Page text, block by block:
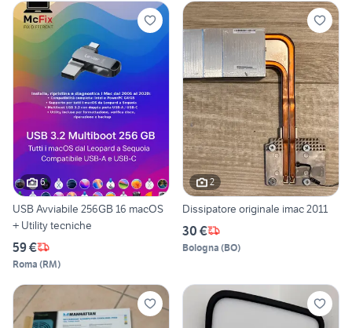
6
USB Avviabile 256GB 16 macOS
+ Utility tecniche
59 €
Roma (RM)
2
Dissipatore originale imac 2011
30 €
Bologna (BO)